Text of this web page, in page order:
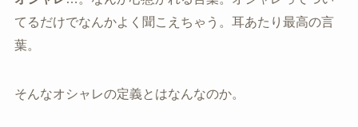
てるだけでなんかよく聞こえちゃう。耳あたり最高の言
葉。
そんなオシャレの定義とはなんなのか。